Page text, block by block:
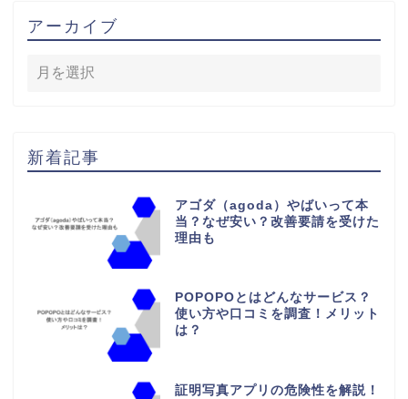
アーカイブ
新着記事
アゴダ（agoda）やばいって本
当？なぜ安い？改善要請を受けた
理由も
POPOPOとはどんなサービス？
使い方や口コミを調査！メリット
は？
証明写真アプリの危険性を解説！